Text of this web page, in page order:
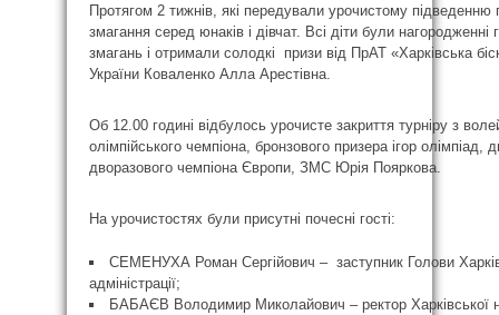
Протягом 2 тижнів, які передували урочистому підведенню
змагання серед юнаків і дівчат. Всі діти були
змагань і отримали солодкі призи від ПрАТ «Харківська
України Коваленко Алла Арестівна.
Об 12.00 годині відбулось урочисте закриття турніру з
олімпійського чемпіона, бронзового призера ігор олімпіад,
дворазового чемпіона Європи, ЗМС Юрія Пояркова.
На урочистостях були присутні почесні гості:
СЕМЕНУХА Роман Сергійович – заступник Голови
адміністрації;
БАБАЄВ Володимир Миколайович – ректор Харківської